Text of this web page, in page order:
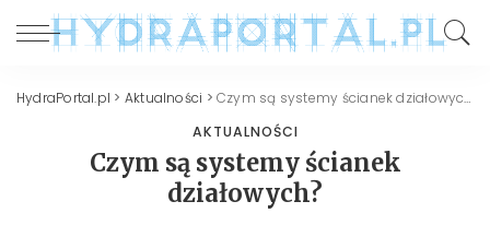
HydraPortal.pl > Aktualności >Czym są systemy ścianek działowych?
AKTUALNOŚCI
Czym są systemy ścianek
działowych?